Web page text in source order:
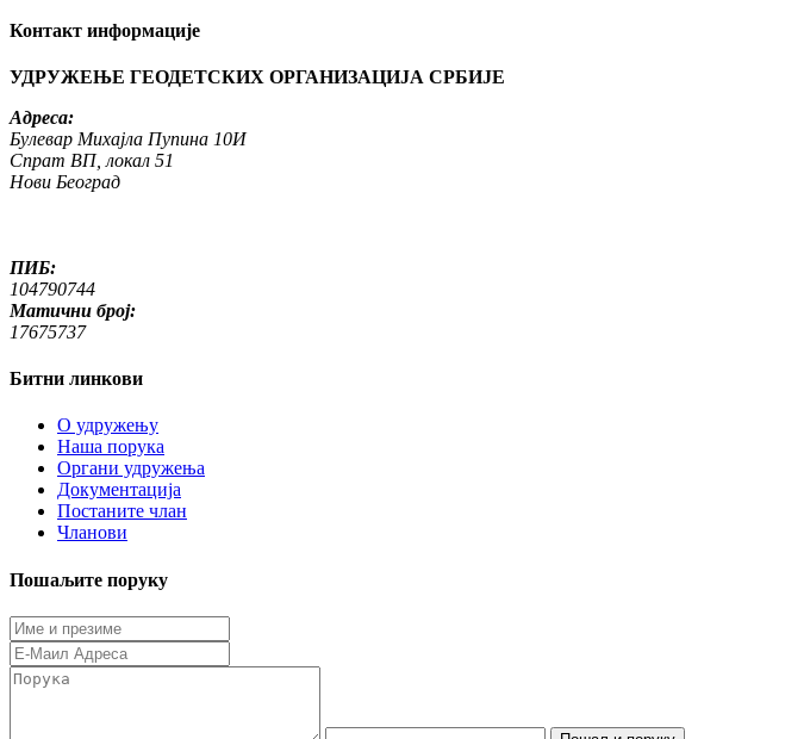
Контакт информације
УДРУЖЕЊЕ ГЕОДЕТСКИХ ОРГАНИЗАЦИЈА СРБИЈЕ
Адреса:
Булевар Михајла Пупина 10И
Спрат ВП, локал 51
Нови Београд
ПИБ:
104790744
Матични број:
17675737
Битни линкови
O удружењу
Наша порука
Органи удружења
Документација
Постаните члан
Чланови
Пошаљите поруку